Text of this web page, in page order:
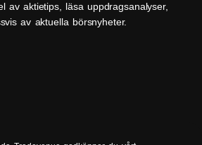
av aktietips, läsa uppdragsanalyser,
av aktuella börsnyheter.